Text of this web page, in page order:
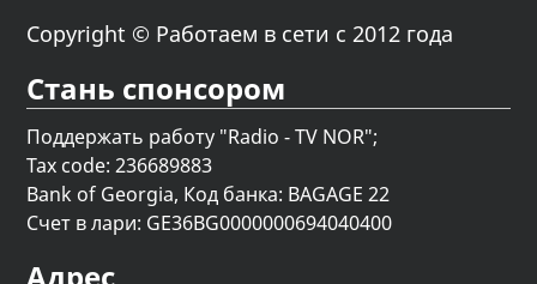
Copyright © Работаем в сети с 2012 года
Стань спонсором
Поддержать работу "Radio - TV NOR";
Tax code: 236689883
Bank of Georgia, Код банка: BAGAGE 22
Счет в лари: GE36BG0000000694040400